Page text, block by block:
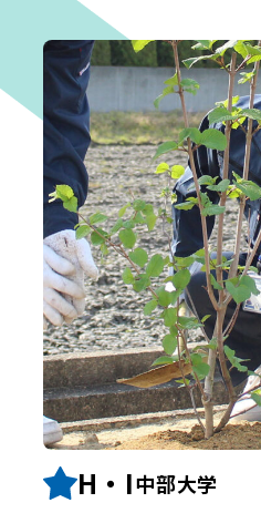
H・I中部大学